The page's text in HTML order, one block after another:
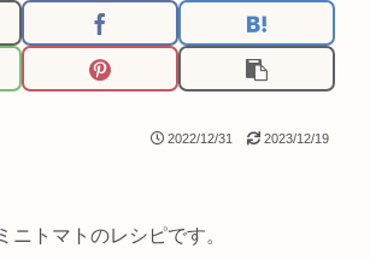
2022/12/31 2023/12/19
ニトマトのレシピです。